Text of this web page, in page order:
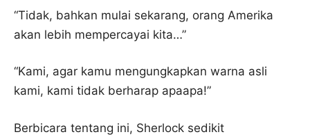
“Tidak, bahkan mulai sekarang, orang Amerika
akan lebih mempercayai kita…”
“Kami, agar kamu mengungkapkan warna asli
kami, kami tidak berharap apaapa!”
Berbicara tentang ini, Sherlock sedikit